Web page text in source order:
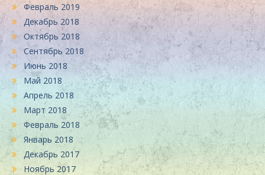
Февраль 2019
Декабрь 2018
Октябрь 2018
Сентябрь 2018
Июнь 2018
Май 2018
Апрель 2018
Март 2018
Февраль 2018
Январь 2018
Декабрь 2017
Ноябрь 2017